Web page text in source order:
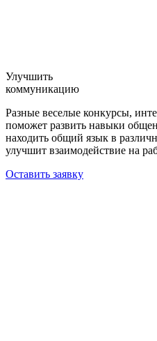
Улучшить
коммуникацию
Разные веселые конкурсы,
поможет развить навыки
находить общий язык в
улучшит взаимодействие на
Оставить заявку